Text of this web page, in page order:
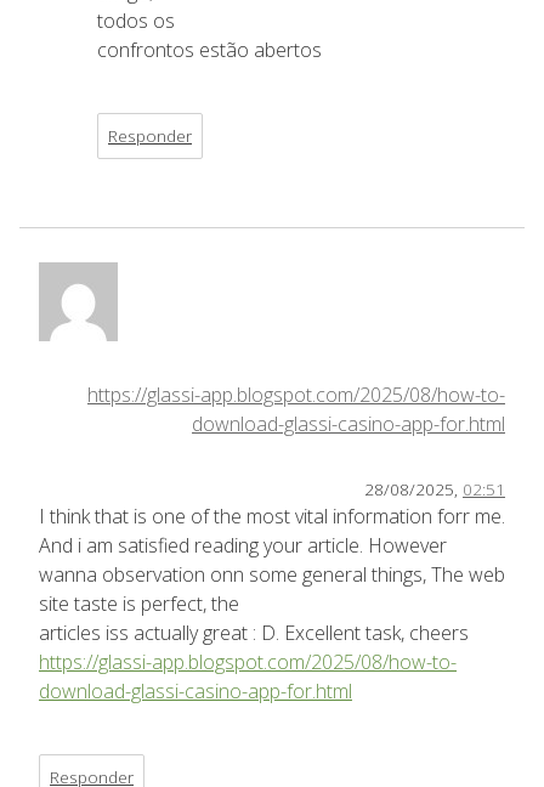
todos os
confrontos estão abertos
Responder
https://glassi-app.blogspot.com/2025/08/how-to-
download-glassi-casino-app-for.html
28/08/2025, 02:51
I think that is one of the most vital information forr me.
And i am satisfied reading your article. However
wanna observation onn some general things, The web
site taste is perfect, the
articles iss actually great : D. Excellent task, cheers
https://glassi-app.blogspot.com/2025/08/how-to-
download-glassi-casino-app-for.html
Responder